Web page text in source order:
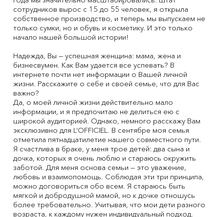
сотрудников вырос с 15 до 55 человек, я открыла
собственное производство, и теперь мы выпускаем не
только сумки, но и обувь и косметику. И это только
начало нашей большой истории!
Надежда, Вы — успешная женщина: мама, жена и
бизнесвумен. Как Вам удается все успевать? В
интернете почти нет информации о Вашей личной
жизни. Расскажите о себе и своей семье, что для Вас
важно?
Да, о моей личной жизни действительно мало
информации, и я предпочитаю не делиться ею с
широкой аудиторией. Однако, немного расскажу Вам
эксклюзивно для L‘OFFICIEL. В сентябре моя семья
отметила пятнадцатилетие нашего совместного пути.
Я счастлива в браке, у меня трое детей: два сына и
дочка, которых я очень люблю и стараюсь окружить
заботой. Для меня основа семьи — это уважение,
любовь и взаимопомощь. Соблюдая эти три принципа,
можно договориться обо всем. Я стараюсь быть
мягкой и добродушной мамой, но к дочке отношусь
более требовательно. Учитывая, что мои дети разного
возраста, к каждому нужен индивидуальный подход.